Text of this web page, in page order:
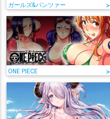
ガールズ&パンツァー >
ONE PIECE >